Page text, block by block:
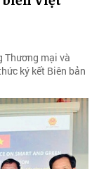
Thương mại và
ký kết Biên bản